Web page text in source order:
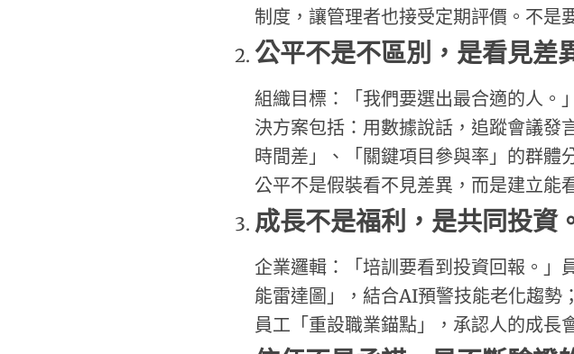
制度，讓管理者也接受定期評價。不是
公平不是不區別，是看見差
組織目標：「我們要選出最合適的人。
決方案包括：用數據說話，追蹤會議發
時間差」、「關鍵項目參與率」的群體
公平不是假裝看不見差異，而是建立能
成長不是福利，是共同投資
企業邏輯：「培訓要看到投資回報。」
能雷達圖」，結合AI預警技能老化趨勢
員工「重設職業錨點」，承認人的成長